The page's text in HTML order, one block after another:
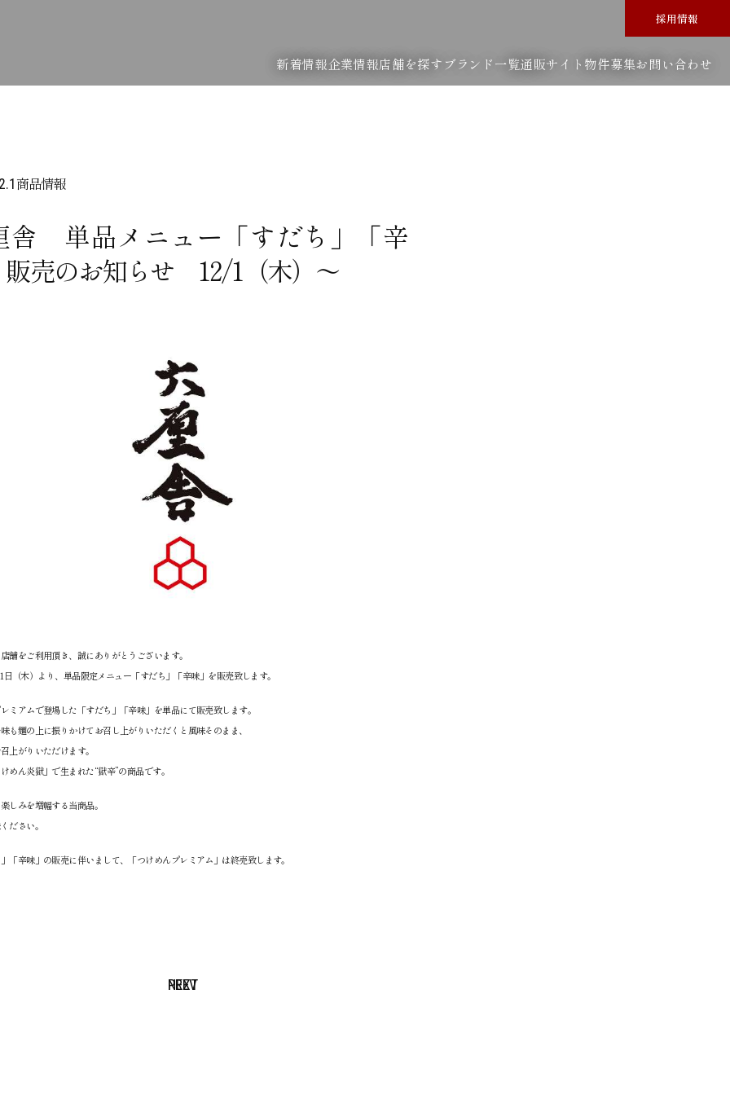
採用情報
新着情報企業情報店舗を探す ブランド一覧通販サイト 物件募集お問い合わせ
商品情報
舎 単品メニュー「すだち」「辛
販売のお知らせ 12/1（木）～
舗をご利用頂き、誠にありがとうございます。
日（木）より、単品限定メニュー「すだち」「辛味」を販売致します。
ミアムで登場した「すだち」「辛味」を単品にて販売致します。
も麺の上に振りかけてお召し上がりいただくと風味そのまま、
上がりいただけます。
めん炎獄」で生まれた“獄辛”の商品です。
しみを増幅する当商品。
ださい。
「辛味」の販売に伴いまして、「つけめんプレミアム」は終売致します。
PREV
NEXT